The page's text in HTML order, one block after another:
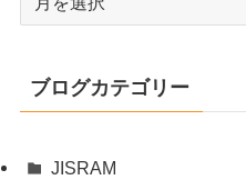
ブログカテゴリー
JISRAM